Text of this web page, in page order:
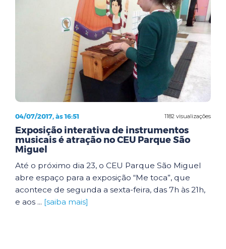
1182 visualizações
04/07/2017, às 16:51
Exposição interativa de instrumentos
musicais é atração no CEU Parque São
Miguel
Até o próximo dia 23, o CEU Parque São Miguel
abre espaço para a exposição “Me toca”, que
acontece de segunda a sexta-feira, das 7h às 21h,
e aos ... [saiba mais]